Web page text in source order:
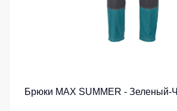
Брюки MAX SUMMER - Зеленый-